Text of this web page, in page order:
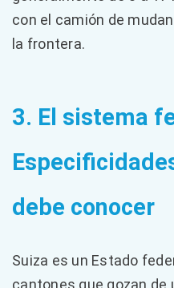
con el camión de
la frontera.
3. El sistema
debe conocer
Suiza es un Estado
cantones que gozan de